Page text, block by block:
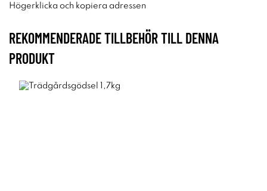
Högerklicka och kopiera adressen
REKOMMENDERADE TILLBEHÖR TILL DENNA
PRODUKT